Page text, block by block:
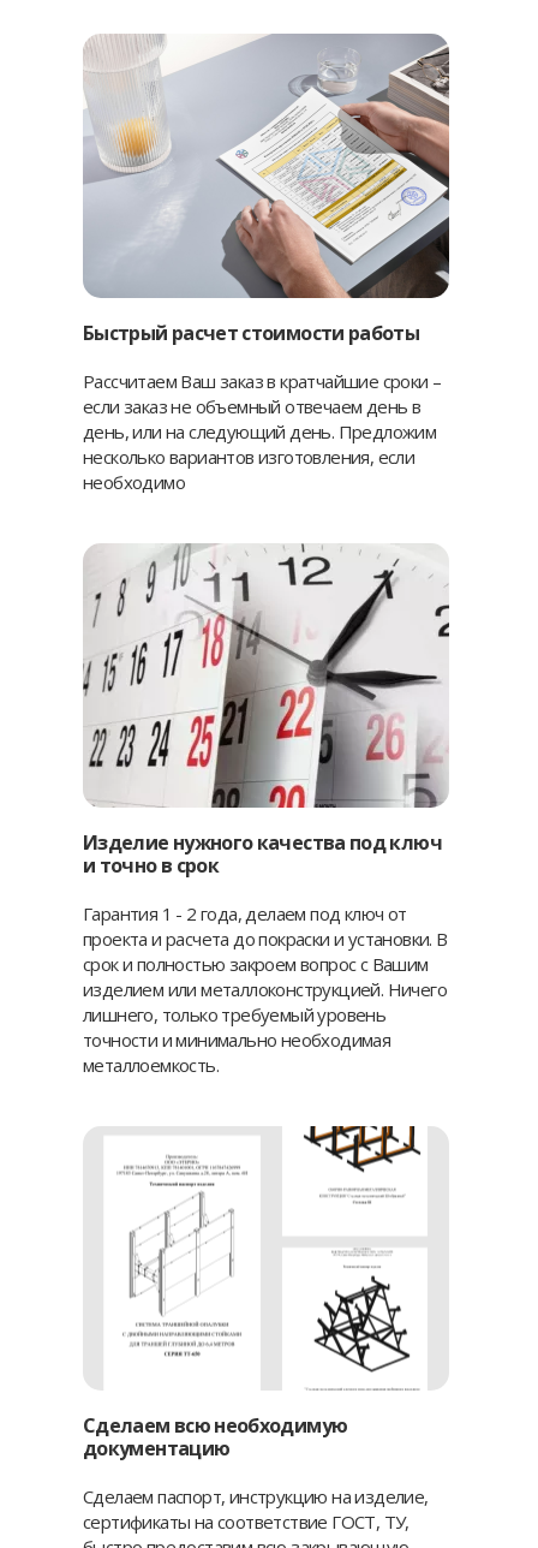
Быстрый расчет стоимости работы
Рассчитаем Ваш заказ в кратчайшие сроки –
если заказ не объемный отвечаем день в
день, или на следующий день. Предложим
несколько вариантов изготовления, если
необходимо
Изделие нужного качества под ключ
и точно в срок
Гарантия 1 - 2 года, делаем под ключ от
проекта и расчета до покраски и установки. В
срок и полностью закроем вопрос с Вашим
изделием или металлоконструкцией. Ничего
лишнего, только требуемый уровень
точности и минимально необходимая
металлоемкость.
Сделаем всю необходимую
документацию
Сделаем паспорт, инструкцию на изделие,
сертификаты на соответствие ГОСТ, ТУ,